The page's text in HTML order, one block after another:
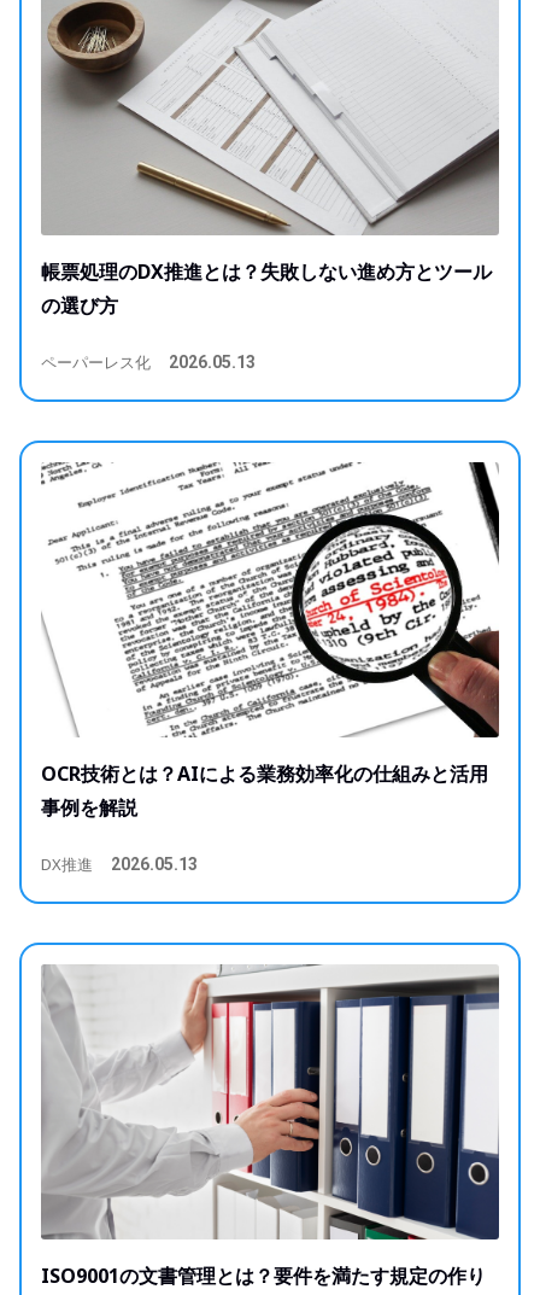
帳票処理のDX推進とは？失敗しない進め方とツール
の選び方
ペーパーレス化 2026.05.13
OCR技術とは？AIによる業務効率化の仕組みと活用
事例を解説
DX推進 2026.05.13
ISO9001の文書管理とは？要件を満たす規定の作り